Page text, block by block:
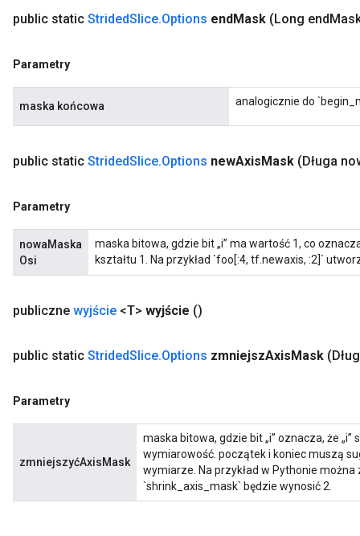
public static StridedSlice.Options endMask (Long end
Parametry
maska ​​końcowa analogicznie do
public static StridedSlice.Options newAxisMask (Długa
Parametry
nowaMaska
Osi
maska ​​bitowa, gdzie bit „i” ma wartość 1, co
kształtu 1. Na przykład `foo[:4, tf.newaxis, :2]`
publiczne wyjście <T> wyjście ()
public static StridedSlice.Options zmniejszAxisMask
Parametry
zmniejszyćAxisMask
maska ​​bitowa, gdzie bit „i” oznacza, że
wymiarowość. początek i koniec muszą
wymiarze. Na przykład w Pythonie można
`shrink_axis_mask` będzie wynosić 2.